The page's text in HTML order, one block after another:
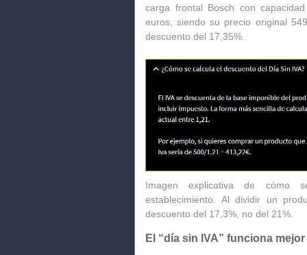
carga frontal Bosch con
euros, siendo su precio original
descuento del 17,35%.
Imagen explicativa de cómo
establecimiento. Al dividir un
descuento del 17,3%, no del 21%.
El “día sin IVA” funciona